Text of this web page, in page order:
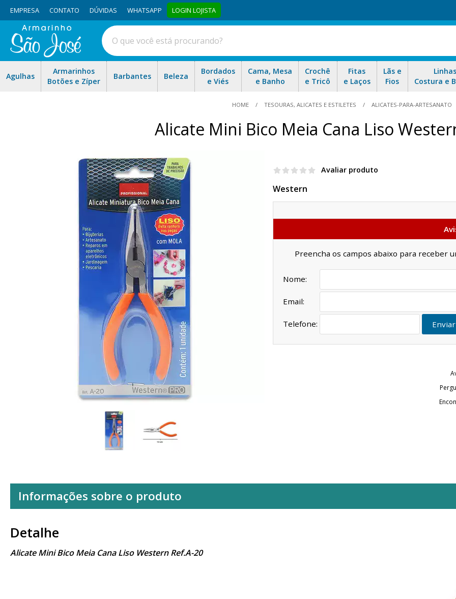
EMPRESA CONTATO DÚVIDAS WHATSAPP LOGIN LOJISTA
Agulhas
Armarinhos
Botões e Zíper
Barbantes Beleza
Bordados
e Viés
Cama, Mesa
e Banho
Crochê
e Tricô
Fitas
e Laços
Lãs e
Fios
Costura e
HOME TESOURAS, ALICATES E ESTILETES ALICATES-PARA-ARTESANATO
Alicate Mini Bico Meia Cana Liso
Avaliar produto
Western
Preencha os campos abaixo para receber
Nome:
Email:
Telefone: Enviar
Informações sobre o produto
Detalhe
Alicate Mini Bico Meia Cana Liso Western Ref.A-20